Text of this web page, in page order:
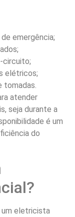
emergência;
circuito;
elétricos;
tomadas.
atender
seja durante a
é um
do
eletricista